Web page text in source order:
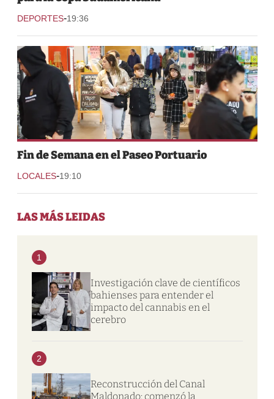
DEPORTES-19:36
Fin de Semana en el Paseo Portuario
LOCALES-19:10
LAS MÁS LEIDAS
1
Investigación clave de científicos
bahienses para entender el
impacto del cannabis en el
cerebro
2
Reconstrucción del Canal
Maldonado: comenzó la